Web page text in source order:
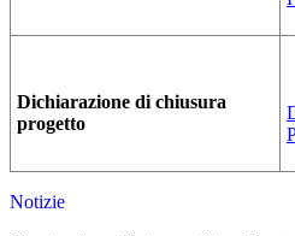
Dichiarazione di chiusura
progetto
Notizie